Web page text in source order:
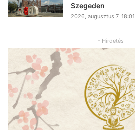
Szegeden
2026, augusztus 7. 18:01
- Hirdetés -